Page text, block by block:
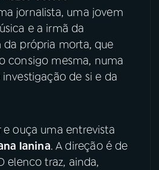
jornalista, uma jovem
e a irmã da
da própria morta, que
consigo mesma, numa
de si e da
e ouça uma entrevista
Ianina. A direção é de
elenco traz, ainda,